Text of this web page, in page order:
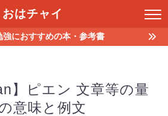
おはチャイ
強におすすめの本・参考書
】ピエン 文章等の量
意味と例文